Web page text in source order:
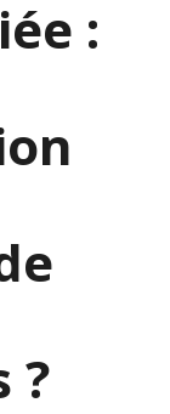
:
?